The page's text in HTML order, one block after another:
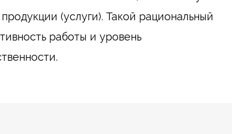
(услуги). Такой рациональный
работы и уровень